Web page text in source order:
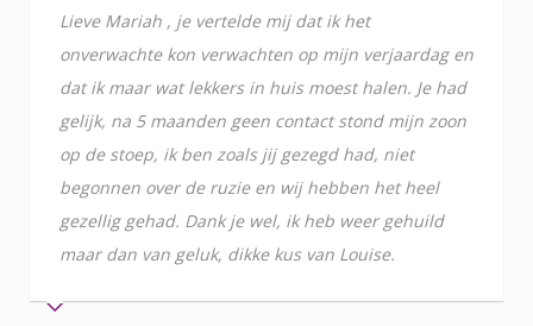
Lieve Mariah , je vertelde mij dat ik het
onverwachte kon verwachten op mijn verjaardag en
dat ik maar wat lekkers in huis moest halen. Je had
gelijk, na 5 maanden geen contact stond mijn zoon
op de stoep, ik ben zoals jij gezegd had, niet
begonnen over de ruzie en wij hebben het heel
gezellig gehad. Dank je wel, ik heb weer gehuild
maar dan van geluk, dikke kus van Louise.